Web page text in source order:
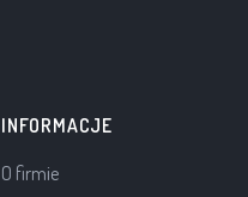
INFORMACJE
O firmie